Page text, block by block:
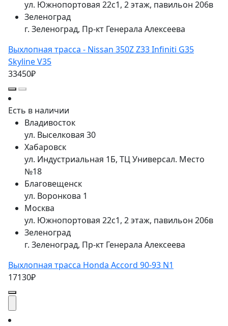
ул. Южнопортовая 22с1, 2 этаж, павильон 206в
Зеленоград
г. Зеленоград, Пр-кт Генерала Алексеева
Выхлопная трасса - Nissan 350Z Z33 Infiniti G35
Skyline V35
33450₽
Есть в наличии
Владивосток
ул. Выселковая 30
Хабаровск
ул. Индустриальная 1Б, ТЦ Универсал. Место
№18
Благовещенск
ул. Воронкова 1
Москва
ул. Южнопортовая 22с1, 2 этаж, павильон 206в
Зеленоград
г. Зеленоград, Пр-кт Генерала Алексеева
Выхлопная трасса Honda Accord 90-93 N1
17130₽